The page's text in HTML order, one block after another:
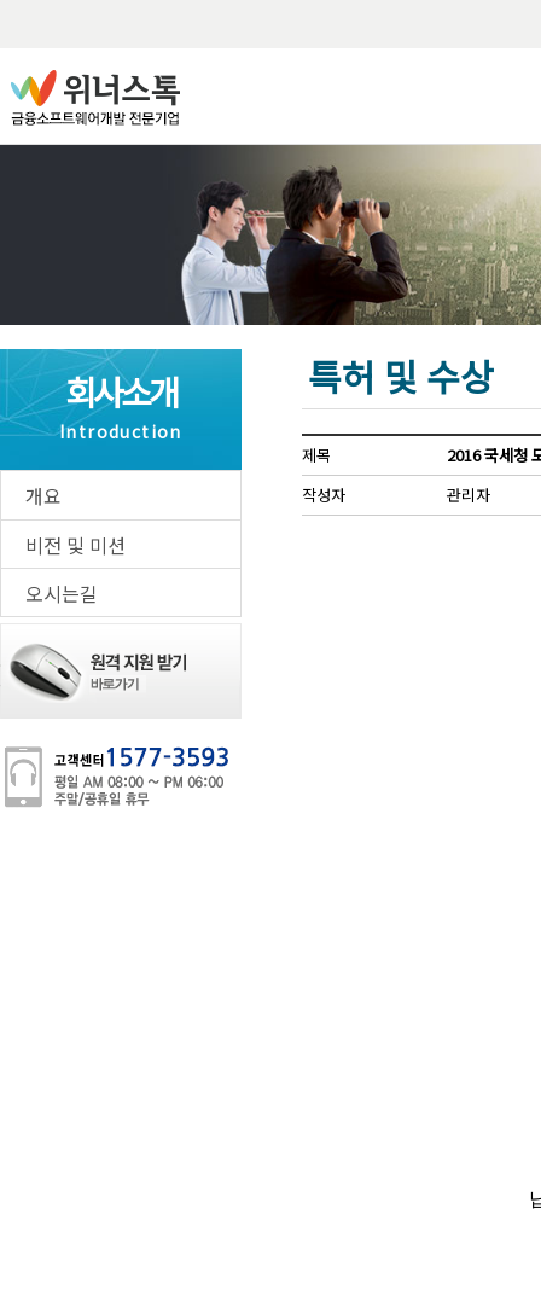
알
위
역
급
나
타
회사소개
Introduction
개요
비전 및 미션
오시는길
특허 및 수상
제목
2016 국세청
작성자
관리자